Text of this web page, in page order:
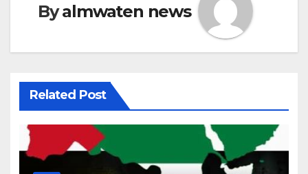
Byalmwaten news
Related Post